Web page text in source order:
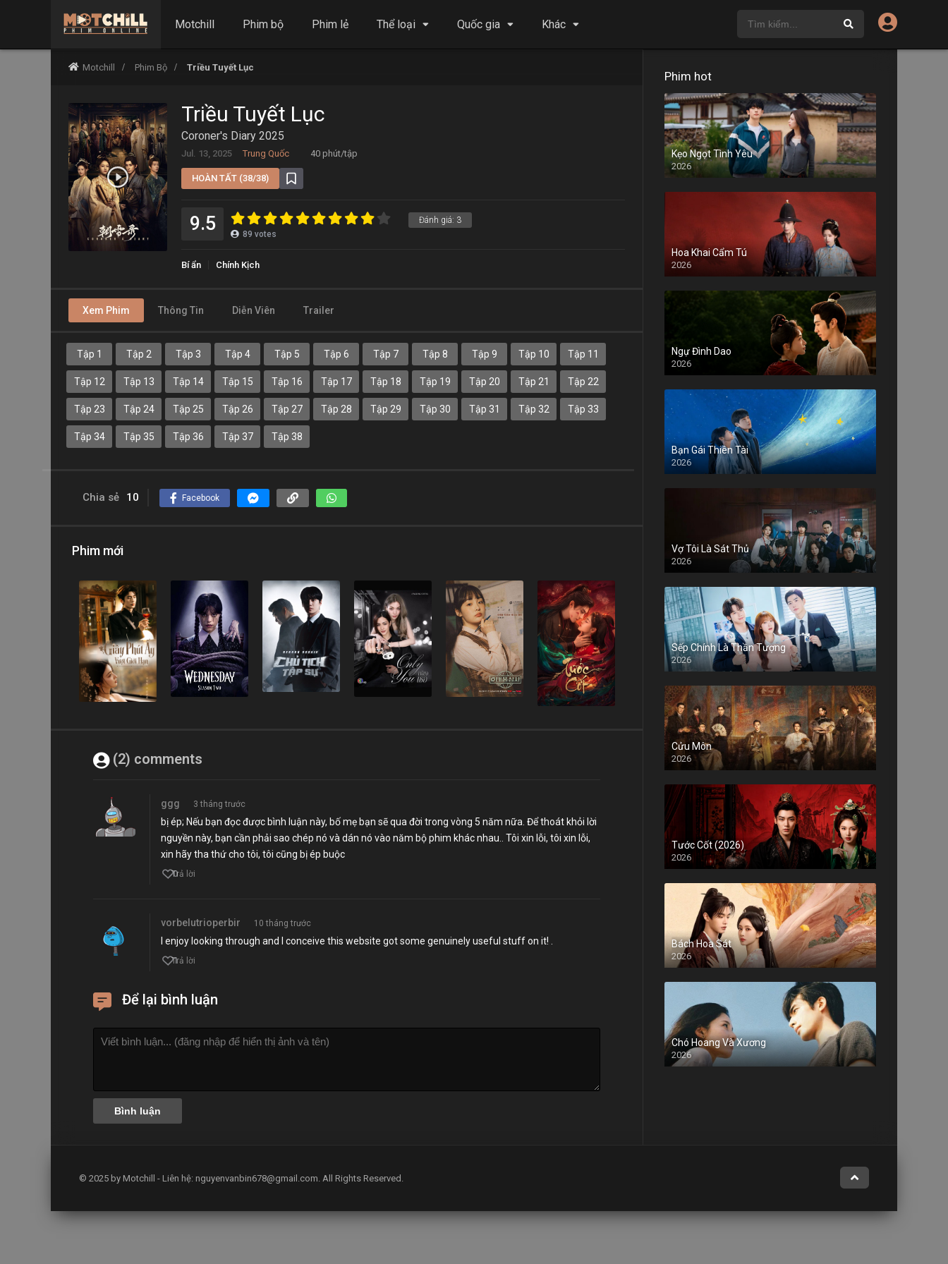
Motchill Phim bộ Phim lẻ Thể loại Quốc gia Khác
Motchill Phim Bộ Triều Tuyết Lục
Triều Tuyết Lục
Coroner's Diary 2025
Jul. 13, 2025 Trung Quốc 40 phút/tập
HOÀN TẤT (38/38)
Đánh giá: 3
9.5 89 votes
Bí ẩn Chính Kịch
Xem Phim Thông Tin Diễn Viên Trailer
Tập 1 Tập 2 Tập 3 Tập 4 Tập 5 Tập 6 Tập 7 Tập 8 Tập 9 Tập 10 Tập 11
Tập 12 Tập 13 Tập 14 Tập 15 Tập 16 Tập 17 Tập 18 Tập 19 Tập 20 Tập 21 Tập 22
Tập 23 Tập 24 Tập 25 Tập 26 Tập 27 Tập 28 Tập 29 Tập 30 Tập 31 Tập 32 Tập 33
Tập 34 Tập 35 Tập 36 Tập 37 Tập 38
Chia sẻ 10 Facebook
Phim mới
(2) comments
ggg 3 tháng trước
bị ép; Nếu bạn đọc được bình luận này, bố mẹ bạn sẽ qua đời trong vòng 5 năm nữa. Để thoát khỏi lời
nguyền này, bạn cần phải sao chép nó và dán nó vào năm bộ phim khác nhau.. Tôi xin lỗi, tôi xin lỗi,
xin hãy tha thứ cho tôi, tôi cũng bị ép buộc
0
Trả lời
vorbelutrioperbir 10 tháng trước
I enjoy looking through and I conceive this website got some genuinely useful stuff on it! .
1
Trả lời
Để lại bình luận
Phim hot
Kẹo Ngọt Tình Yêu
2026
Hoa Khai Cẩm Tú
2026
Ngự Đình Dao
2026
Bạn Gái Thiên Tài
2026
Vợ Tôi Là Sát Thủ
2026
Sếp Chính Là Thần Tượng
2026
Cửu Môn
2026
Tước Cốt (2026)
2026
Bách Hoa Sát
2026
Chó Hoang Và Xương
2026
© 2025 by Motchill - Liên hệ: nguyenvanbin678@gmail.com . All Rights Reserved.